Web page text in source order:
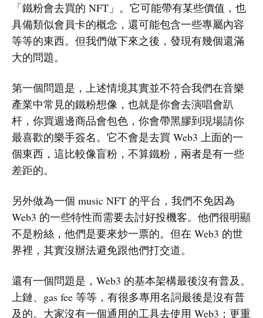
「鐵粉會去買的 NFT」。它可能帶有某些價值，也
具備類似會員卡的概念，還可能包含一些專屬內容
等等的東西。但我們做下來之後，發現有幾個還滿
大的問題。
第一個問題是，上述情境其實並不符合我們在音樂
產業中常見的鐵粉想像，也就是你會去演唱會趴
杆，你買週邊商品會包色，你會帶黑膠到現場請你
最喜歡的樂手簽名。它不會是去買 Web3 上面的一
個東西，這比較像盲粉，不算鐵粉，兩者是有一些
差距的。
另外做為一個 music NFT 的平台，我們不免因為
Web3 的一些特性而需要去討好投機客。他們很明顯
不是粉絲，他們是要來炒一票的。但在 Web3 的世
界裡，其實沒辦法避免跟他們打交道。
還有一個問題是，Web3 的基本架構最後沒有普及。
上鏈、gas fee 等等，有很多專用名詞最後是沒有普
及的。大家沒有一個通用的工具去使用 Web3；更重